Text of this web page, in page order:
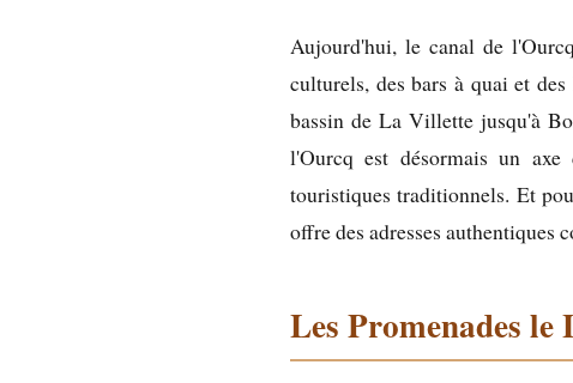
Aujourd'hui, le canal de
culturels, des bars à quai et
bassin de La Villette jusqu'à
l'Ourcq est désormais un
touristiques traditionnels. Et
offre des adresses authentiques
Les Promenades